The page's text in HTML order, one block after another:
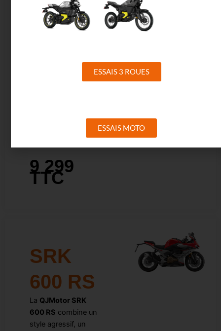
composants haut
de gamme et son
une expérience de
9 299
TTC
SRK
600 RS
La QJMotor SRK
600 RS combine un
style agressif, un
ESSAIS 3 ROUES
ESSAIS MOTO